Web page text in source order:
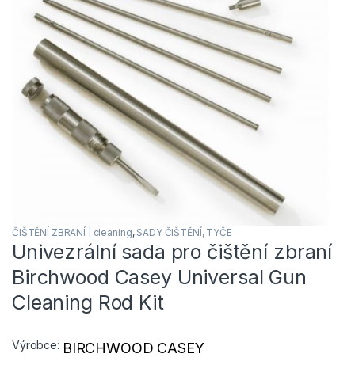
ČIŠTĚNÍ ZBRANÍ | cleaning, SADY ČIŠTĚNÍ, TYČE
Univezrální sada pro čištění zbraní
Birchwood Casey Universal Gun
Cleaning Rod Kit
Výrobce: BIRCHWOOD CASEY